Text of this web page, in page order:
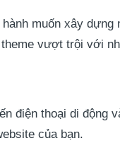
muốn xây dựng
vượt trội với
điện thoại di động
của bạn.